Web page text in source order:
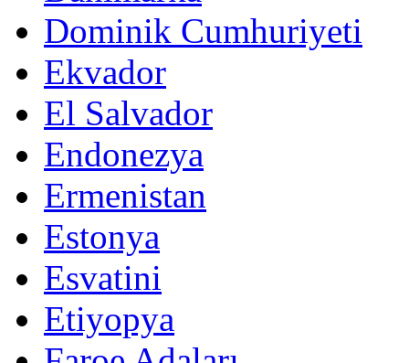
Dominik Cumhuriyeti
Ekvador
El Salvador
Endonezya
Ermenistan
Estonya
Esvatini
Etiyopya